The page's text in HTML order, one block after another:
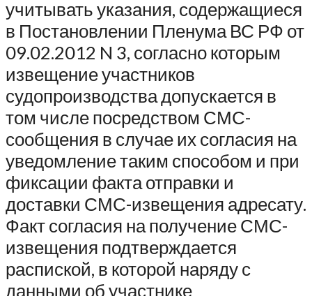
учитывать указания, содержащиеся
в Постановлении Пленума ВС РФ от
09.02.2012 N 3, согласно которым
извещение участников
судопроизводства допускается в
том числе посредством СМС-
сообщения в случае их согласия на
уведомление таким способом и при
фиксации факта отправки и
доставки СМС-извещения адресату.
Факт согласия на получение СМС-
извещения подтверждается
распиской, в которой наряду с
данными об участнике